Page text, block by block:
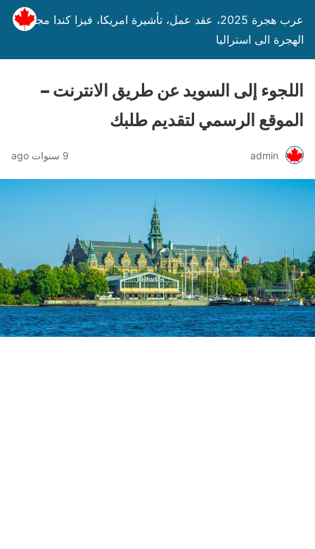
عرب هجرة 2025، عقد عمل، تأشيرة امريكا، فيزا كندا مجانا،
الهجرة الى استراليا
اللجوء إلى السويد عن طريق الانترنت –
الموقع الرسمي لتقديم طلبك
admin 9 سنوات ago